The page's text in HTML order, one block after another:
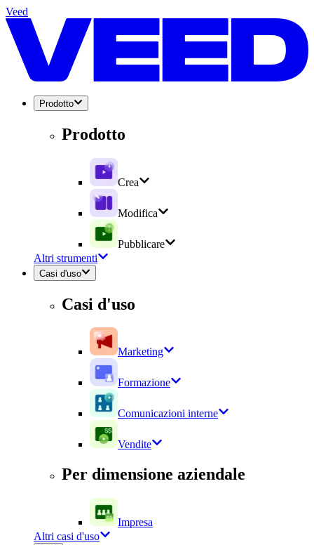
Veed
Prodotto
Prodotto
Crea
Modifica
Pubblicare
Altri strumenti
Casi d'uso
Casi d'uso
Marketing
Formazione
Comunicazioni interne
Vendite
Per dimensione aziendale
Impresa
Altri casi d'uso